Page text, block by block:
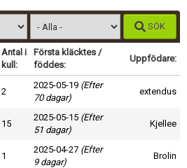
SÖK
Antal i
kull:
Första kläcktes /
föddes:
Uppfödare:
2
2025-05-19 (Efter
70 dagar)
extendus
15
2025-05-15 (Efter
51 dagar)
Kjellee
1
2025-04-27 (Efter
9 dagar)
Brolin
Privacy Policy